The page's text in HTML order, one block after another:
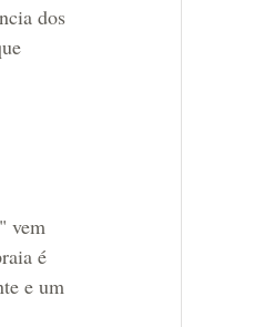
dos
vem
é
e um